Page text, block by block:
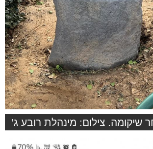
שיקומה. צילום: מינהלת רובע ג'